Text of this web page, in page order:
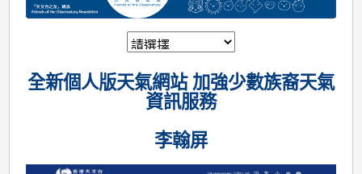
全新個人版天氣網站 加強少數族裔天氣
資訊服務
李翰屏